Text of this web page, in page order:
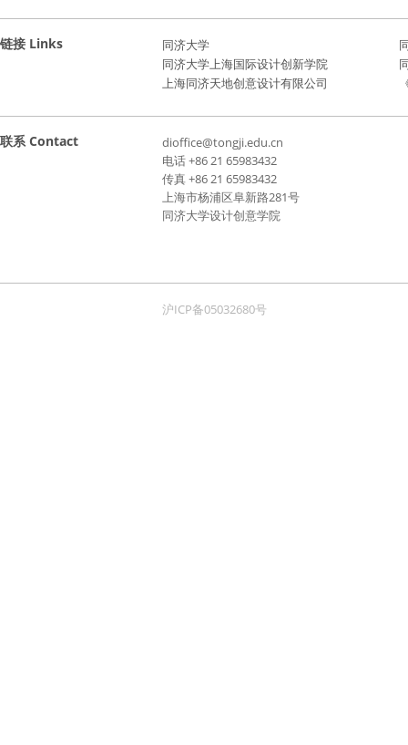
链接 Links 同济大学
同济大学上海国际设计创新学院
上海同济天地创意设计有限公司
联系 Contact
dioffice@tongji.edu.cn
电话 +86 21 65983432
传真 +86 21 65983432
上海市杨浦区阜新路281号
同济大学设计创意学院
沪ICP备05032680号